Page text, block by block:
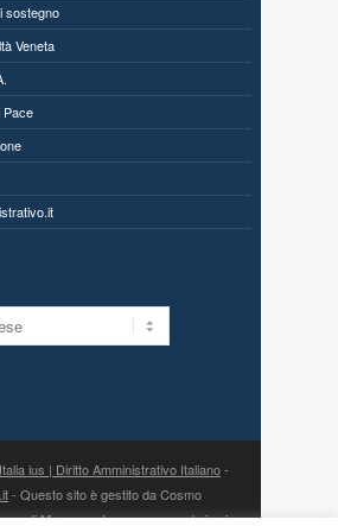
sostegno
Veneta
Pace
Italia ius | Diritto Amministrativo Italiano-
- Questo sito è gestito da Cosmo
di Marangon Ivonne, con sede in via